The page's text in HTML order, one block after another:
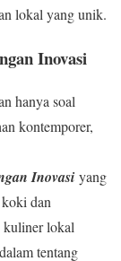
lokal yang unik.
Inovasi
hanya soal
kontemporer,
Inovasi yang
dan
kuliner lokal
tentang